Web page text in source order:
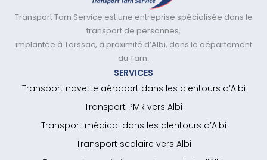
Transport Tarn Service est une entreprise spécialisée dans le
transport de personnes,
implantée à Terssac, à proximité d’Albi, dans le département
du Tarn.
SERVICES
Transport navette aéroport dans les alentours d’Albi
Transport PMR vers Albi
Transport médical dans les alentours d’Albi
Transport scolaire vers Albi